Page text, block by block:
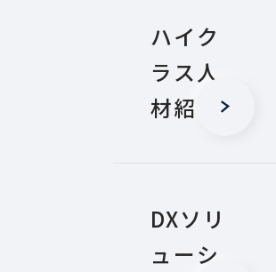
ハイク
ラス人
材紹介
DXソリ
ューシ